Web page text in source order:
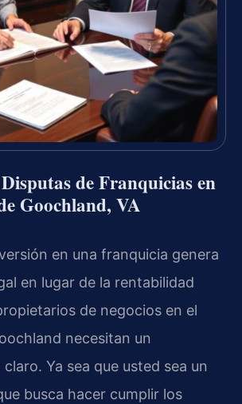
de Franquicias en
Goochland, VA
en una franquicia genera
en lugar de la rentabilidad
de negocios en el
necesitan un
Ya sea que usted sea un
busca hacer cumplir los